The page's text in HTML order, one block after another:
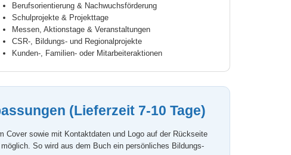
Berufsorientierung & Nachwuchsförderung
Schulprojekte & Projekttage
Messen, Aktionstage & Veranstaltungen
CSR-, Bildungs- und Regionalprojekte
Kunden-, Familien- oder Mitarbeiteraktionen
(Lieferzeit 7-10 Tage)
Cover sowie mit Kontaktdaten und Logo auf der Rückseite
So wird aus dem Buch ein persönliches Bildungs-